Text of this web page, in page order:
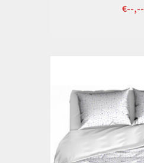
€--,--